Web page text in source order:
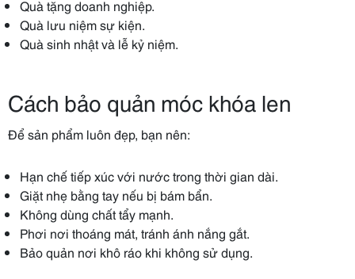
Quà tặng doanh nghiệp.
Quà lưu niệm sự kiện.
Quà sinh nhật và lễ kỷ niệm.
Cách bảo quản móc khóa len
Để sản phẩm luôn đẹp, bạn nên:
Hạn chế tiếp xúc với nước trong thời gian dài.
Giặt nhẹ bằng tay nếu bị bám bẩn.
Không dùng chất tẩy mạnh.
Phơi nơi thoáng mát, tránh ánh nắng gắt.
Bảo quản nơi khô ráo khi không sử dụng.